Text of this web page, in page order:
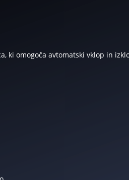
ki omogoča avtomatski vklop in